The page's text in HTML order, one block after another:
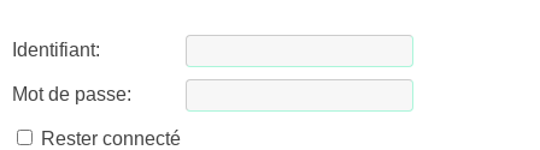
Identifiant:
Mot de passe:
Rester connecté